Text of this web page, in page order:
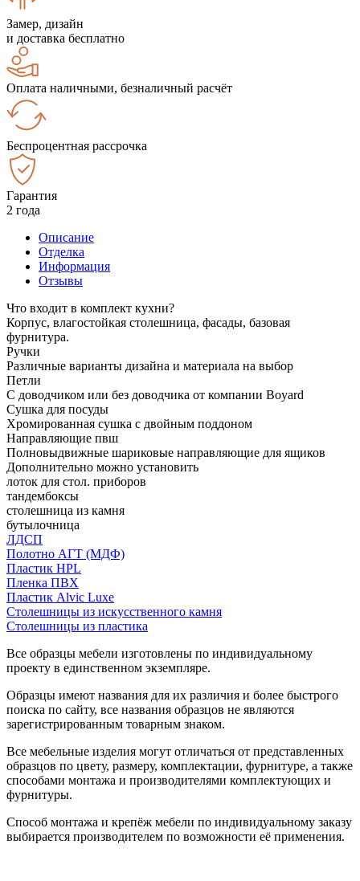
Замер, дизайн
и доставка бесплатно
Оплата наличными, безналичный расчёт
Беспроцентная рассрочка
Гарантия
2 года
Описание
Отделка
Информация
Отзывы
Что входит в комплект кухни?
Корпус, влагостойкая столешница, фасады, базовая
фурнитура.
Ручки
Различные варианты дизайна и материала на выбор
Петли
С доводчиком или без доводчика от компании Boyard
Сушка для посуды
Хромированная сушка с двойным поддоном
Направляющие пвш
Полновыдвижные шариковые направляющие для ящиков
Дополнительно можно установить
лоток для стол. приборов
тандембоксы
столешница из камня
бутылочница
ЛДСП
Полотно АГТ (МДФ)
Пластик HPL
Пленка ПВХ
Пластик Alvic Luxe
Столешницы из искусственного камня
Столешницы из пластика
Все образцы мебели изготовлены по индивидуальному
проекту в единственном экземпляре.
Образцы имеют названия для их различия и более быстрого
поиска по сайту, все названия образцов не являются
зарегистрированным товарным знаком.
Все мебельные изделия могут отличаться от представленных
образцов по цвету, размеру, комплектации, фурнитуре, а также
способами монтажа и производителями комплектующих и
фурнитуры.
Способ монтажа и крепёж мебели по индивидуальному заказу
выбирается производителем по возможности её применения.